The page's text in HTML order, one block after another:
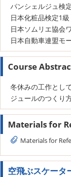
パンシェルジュ検
日本化粧品検定1級
日本ソムリエ協会
日本自動車連盟モ
Course
冬休みの工作とし
ジュールのつくり
Materials for
Materials for
空飛ぶスケータ